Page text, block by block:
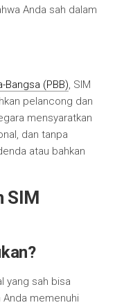
Anda sah dalam
Bangsa (PBB), SIM
pelancong dan
mensyaratkan
dan tanpa
atau bahkan
SIM
yang sah bisa
Anda memenuhi